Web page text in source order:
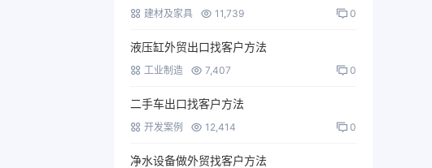
建材及家具 11,739 0
液压缸外贸出口找客户方法
工业制造 7,407 0
二手车出口找客户方法
开发案例 12,414 0
净水设备做外贸找客户方法